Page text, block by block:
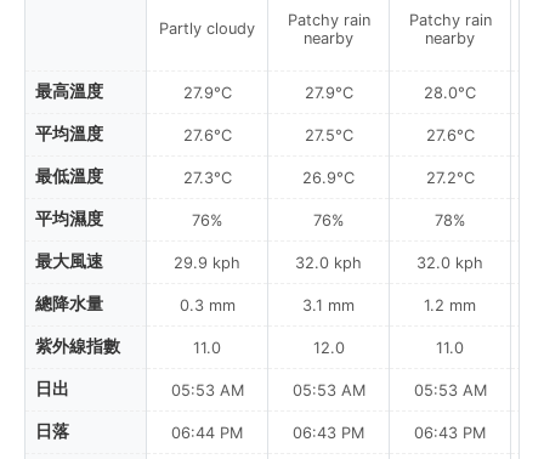
最高溫度
平均溫度
最低溫度
平均濕度
最大風速
總降水量
紫外線指數
日出
日落
Partly cloudy
27.9°C
27.6°C
27.3°C
76%
29.9 kph
0.3 mm
11.0
05:53 AM
06:44 PM
Patchy rain
nearby
27.9°C
27.5°C
26.9°C
76%
32.0 kph
3.1 mm
12.0
05:53 AM
06:43 PM
Patchy rain
nearby
28.0°C
27.6°C
27.2°C
78%
32.0 kph
1.2 mm
11.0
05:53 AM
06:43 PM